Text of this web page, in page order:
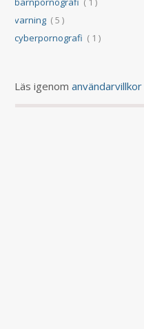
varning ( 5 )
cyberpornografi ( 1 )
Läs igenomanvändarvillkor